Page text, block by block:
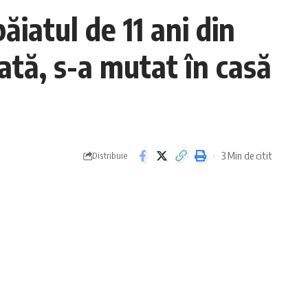
de 11 ani din
s-a mutat în casă
Distribuie 3 Min de citit